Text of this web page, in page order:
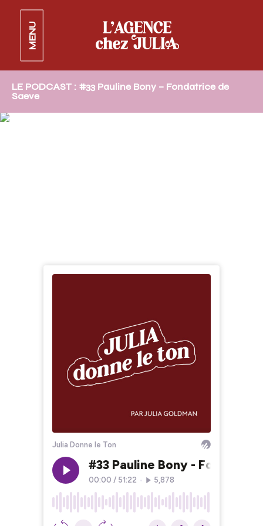
MENU
LE PODCAST : #33 Pauline Bony – Fondatrice de
Saeve